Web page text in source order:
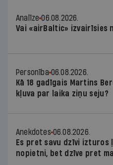
Analīze 06.08.2026.
Vai «airBaltic» izvairīsies
Personība 06.08.2026.
Kā 18 gadīgais Martins
kļuva par laika ziņu seju?
Anekdotes 06.08.2026.
Es pret savu dzīvi izturos
nopietni, bet dzīve pret